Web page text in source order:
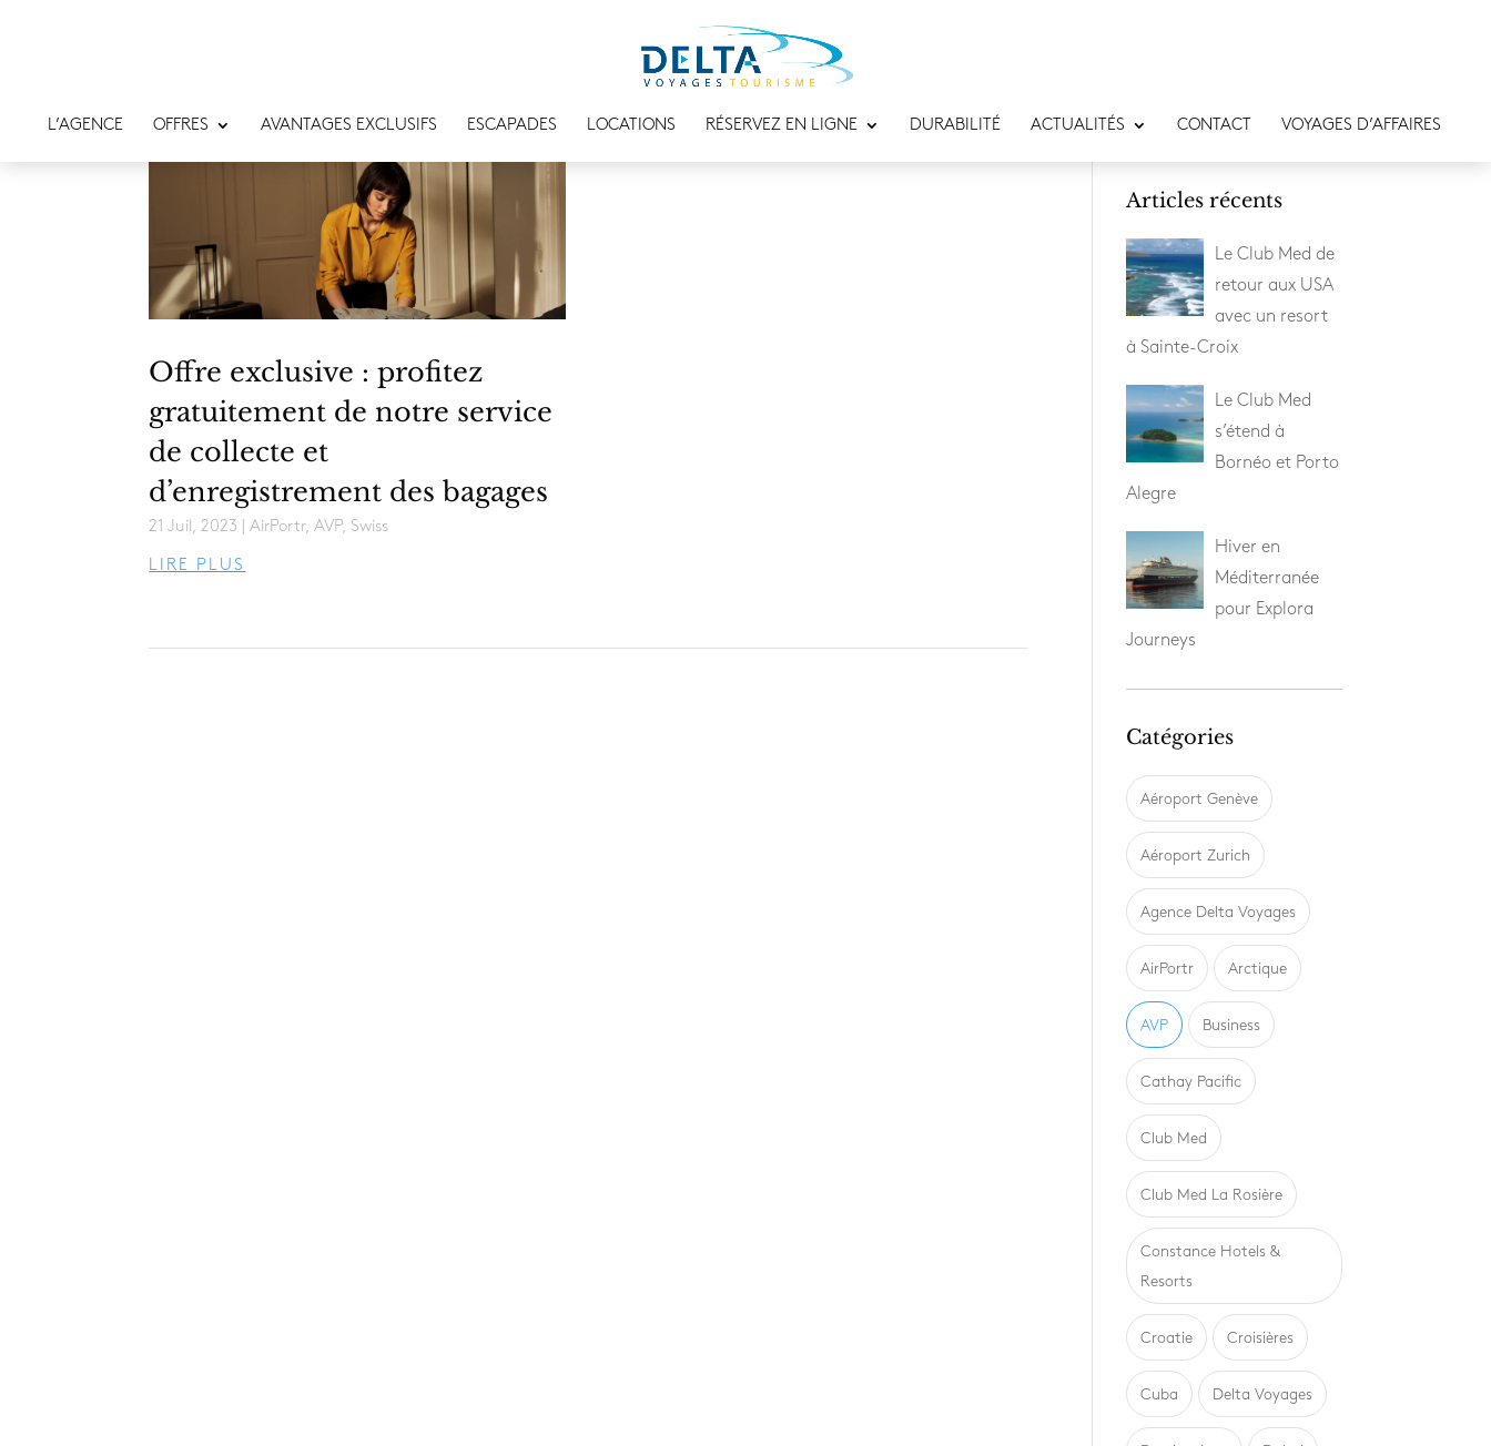
L’AGENCE OFFRES AVANTAGES EXCLUSIFS ESCAPADES LOCATIONS RÉSERVEZ EN LIGNE DURABILITÉ ACTUALITÉS CONTACT VOYAGES D’AFFAIRES
Offre exclusive : profitez
gratuitement de notre service
de collecte et
d’enregistrement des bagages
21 Juil, 2023 |AirPortr,AVP, Swiss
LIRE PLUS
Articles récents
Le Club Med de
retour aux USA
avec un resort
à Sainte-Croix
Le Club Med
s’étend à
Bornéo et Porto
Alegre
Hiver en
Méditerranée
pour Explora
Journeys
Catégories
Aéroport Genève
Aéroport Zurich
Agence Delta Voyages
AirPortr Arctique
AVP Business
Cathay Pacific
Club Med
Club Med La Rosière
Constance Hotels &
Resorts
Croatie Croisières
Cuba Delta Voyages